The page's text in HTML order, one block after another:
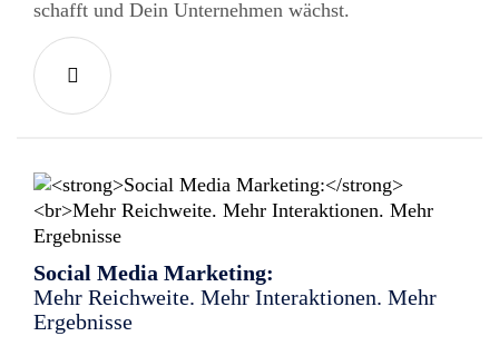
schafft und Dein Unternehmen wächst.
Social Media Marketing:
Mehr Reichweite. Mehr Interaktionen. Mehr
Ergebnisse